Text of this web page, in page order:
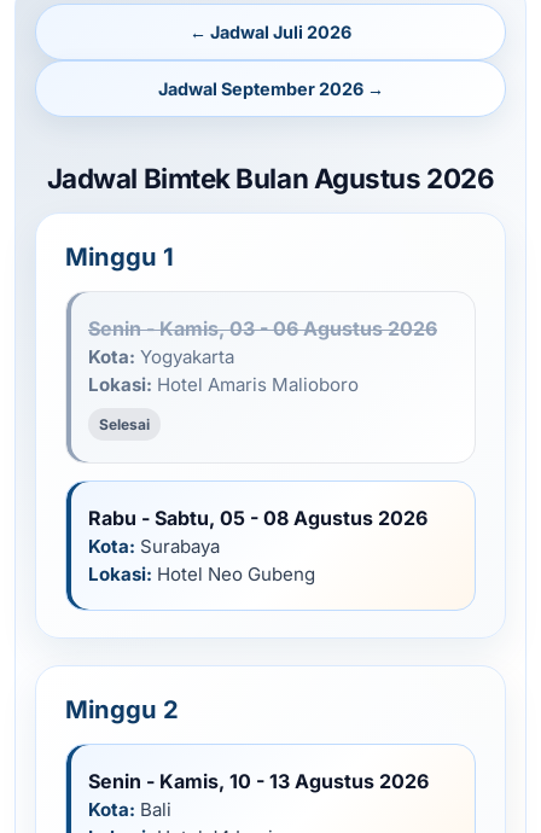
← Jadwal Juli 2026
Jadwal September 2026 →
Jadwal Bimtek Bulan Agustus 2026
Minggu 1
Senin - Kamis, 03 - 06 Agustus 2026
Kota: Yogyakarta
Lokasi: Hotel Amaris Malioboro
Selesai
Rabu - Sabtu, 05 - 08 Agustus 2026
Kota: Surabaya
Lokasi: Hotel Neo Gubeng
Minggu 2
Senin - Kamis, 10 - 13 Agustus 2026
Kota: Bali